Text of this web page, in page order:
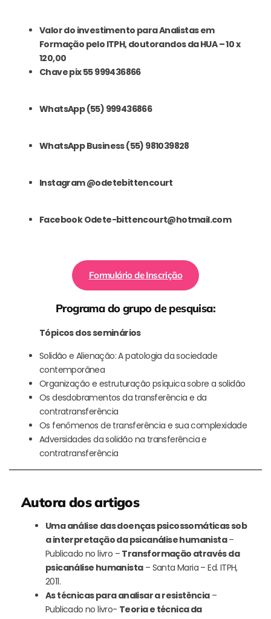
Valor do investimento para Analistas em
Formação pelo ITPH, doutorandos da HUA – 10 x
120,00
Chave pix 55 999436866
WhatsApp (55) 999436866
WhatsApp Business (55) 981039828
Instagram @odetebittencourt
Facebook Odete-bittencourt@hotmail.com
Formulário de Inscrição
Programa do grupo de pesquisa:
Tópicos dos seminários
Solidão e Alienação: A patologia da sociedade
contemporânea
Organização e estruturação psíquica sobre a solidão
Os desdobramentos da transferência e da
contratransferência
Os fenômenos de transferência e sua complexidade
Adversidades da solidão na transferência e
contratransferência
Autora dos artigos
Uma análise das doenças psicossomáticas sob
a interpretação da psicanálise humanista–
Publicado no livro – Transformação através da
psicanálise humanista– Santa Maria – Ed. ITPH,
2011.
As técnicas para analisar a resistência–
Publicado no livro- Teoria e técnica da